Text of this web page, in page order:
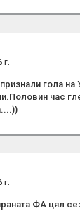
г.
гола
час
г.
ФА цял